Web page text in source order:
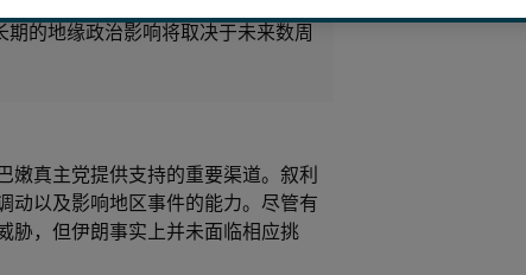
的地缘政治影响将取决于未来数周
真主党提供支持的重要渠道。叙利
动以及影响地区事件的能力。尽管有
胁，但伊朗事实上并未面临相应挑